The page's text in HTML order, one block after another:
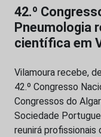
42.º
Pneumologia
científica em
Vilamoura recebe,
42.º Congresso
Congressos do
Sociedade
reunirá profissionais